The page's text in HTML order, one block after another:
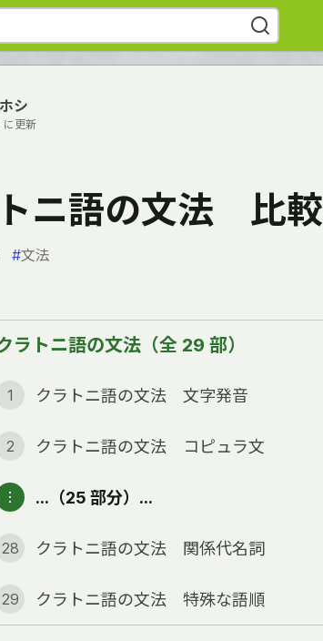
シ
に更新
ニ語の文法 比較
#文法
ラトニ語の文法（全 29 部）
1 クラトニ語の文法 文字発音
2 クラトニ語の文法 コピュラ文
︙ …（25 部分）…
28 クラトニ語の文法 関係代名詞
29 クラトニ語の文法 特殊な語順